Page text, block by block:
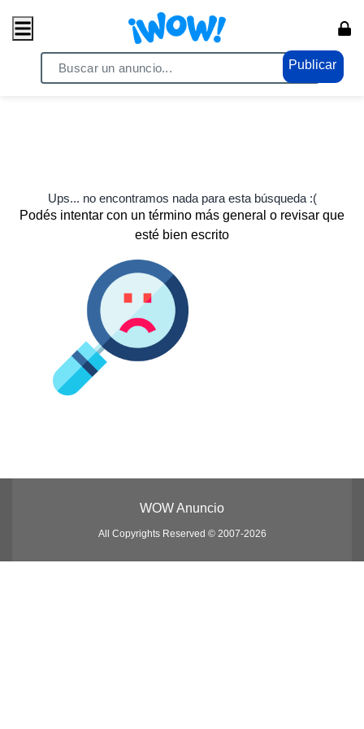
Publicar
Ups... no encontramos nada para esta búsqueda :(
Podés intentar con un término más general o revisar que
esté bien escrito
WOW Anuncio
All Copyrights Reserved © 2007-2026